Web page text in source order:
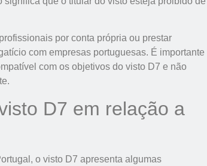
por conta própria ou prestar
com empresas portuguesas. É importante
com os objetivos do visto D7 e não
D7 em relação a
o visto D7 apresenta algumas